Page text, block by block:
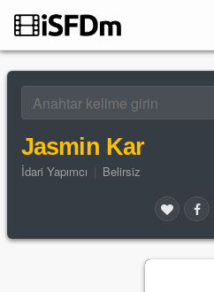
Jasmin Kar
İdari Yapımcı Belirsiz